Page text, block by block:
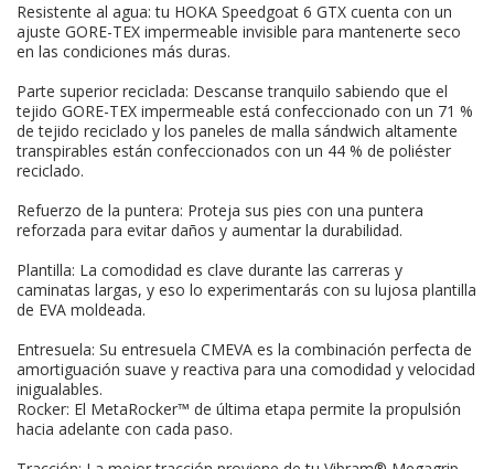
Resistente al agua: tu HOKA Speedgoat 6 GTX cuenta con un
ajuste GORE-TEX impermeable invisible para mantenerte seco
en las condiciones más duras.
Parte superior reciclada: Descanse tranquilo sabiendo que el
tejido GORE-TEX impermeable está confeccionado con un 71 %
de tejido reciclado y los paneles de malla sándwich altamente
transpirables están confeccionados con un 44 % de poliéster
reciclado.
Refuerzo de la puntera: Proteja sus pies con una puntera
reforzada para evitar daños y aumentar la durabilidad.
Plantilla: La comodidad es clave durante las carreras y
caminatas largas, y eso lo experimentarás con su lujosa plantilla
de EVA moldeada.
Entresuela: Su entresuela CMEVA es la combinación perfecta de
amortiguación suave y reactiva para una comodidad y velocidad
inigualables.
Rocker: El MetaRocker™ de última etapa permite la propulsión
hacia adelante con cada paso.